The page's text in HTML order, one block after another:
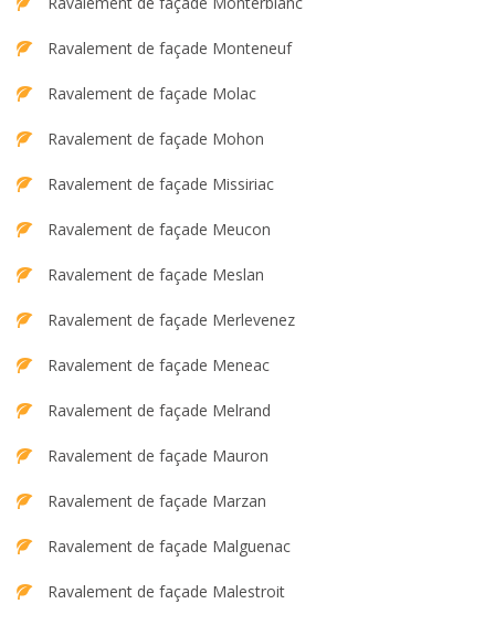
Ravalement de façade Monteneuf
Ravalement de façade Molac
Ravalement de façade Mohon
Ravalement de façade Missiriac
Ravalement de façade Meucon
Ravalement de façade Meslan
Ravalement de façade Merlevenez
Ravalement de façade Meneac
Ravalement de façade Melrand
Ravalement de façade Mauron
Ravalement de façade Marzan
Ravalement de façade Malguenac
Ravalement de façade Malestroit